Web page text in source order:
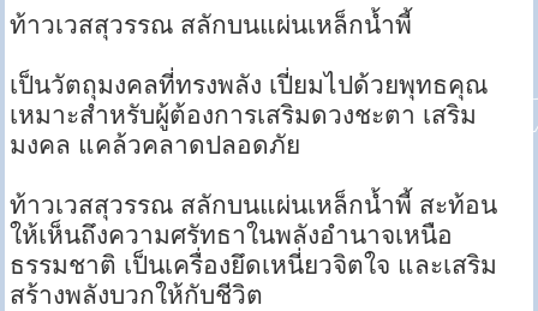
ท้าวเวสสุวรรณ สลักบนแผ่นเหล็กน้ำพี้
เป็นวัตถุมงคลที่ทรงพลัง เปี่ยมไปด้วยพุทธคุณ
เหมาะสำหรับผู้ต้องการเสริมดวงชะตา เสริม
มงคล แคล้วคลาดปลอดภัย
ท้าวเวสสุวรรณ สลักบนแผ่นเหล็กน้ำพี้ สะท้อน
ให้เห็นถึงความศรัทธาในพลังอำนาจเหนือ
ธรรมชาติ เป็นเครื่องยึดเหนี่ยวจิตใจ และเสริม
สร้างพลังบวกให้กับชีวิต